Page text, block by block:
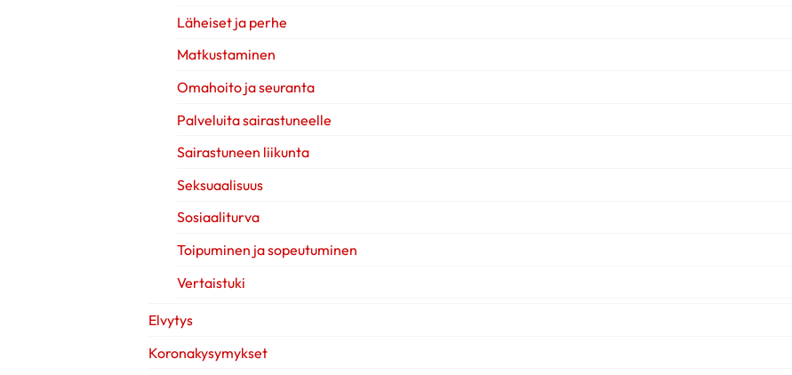
Läheiset ja perhe
Matkustaminen
Omahoito ja seuranta
Palveluita sairastuneelle
Sairastuneen liikunta
Seksuaalisuus
Sosiaaliturva
Toipuminen ja sopeutuminen
Vertaistuki
Elvytys
Koronakysymykset